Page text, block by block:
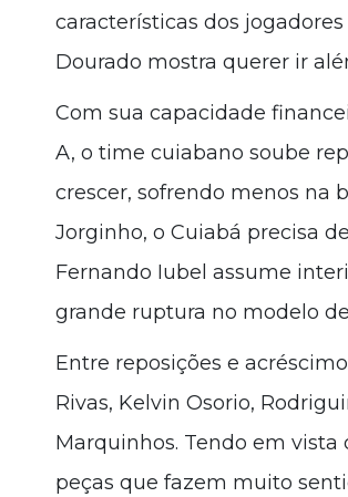
características dos
Dourado mostra querer ir
Com sua capacidade
A, o time cuiabano soube
crescer, sofrendo menos na
Jorginho, o Cuiabá precisa
Fernando Iubel assume
grande ruptura no modelo
Entre reposições e
Rivas, Kelvin Osorio,
Marquinhos. Tendo em
peças que fazem muito